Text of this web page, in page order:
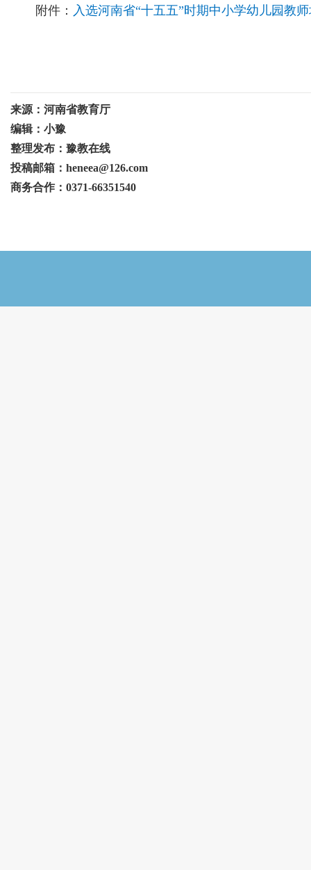
附件： 入选河南省“十五五”时期中小学幼儿园教
来源：河南省教育厅
编辑：小豫
整理发布：豫教在线
投稿邮箱：heneea@126.com
商务合作：0371-66351540